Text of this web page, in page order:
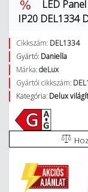
LED
IP20 DEL1334
Cikkszám: DEL1334
Gyártó: Daniella
Márka:deLux
Gyártói cikkszám:
Kategória: Delux